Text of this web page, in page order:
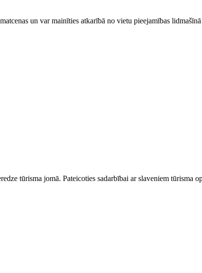
un var mainīties atkarībā ​no ​vietu pieejamības
tūrisma jomā. Pateicoties sadarbībai ar slaveniem tūrisma